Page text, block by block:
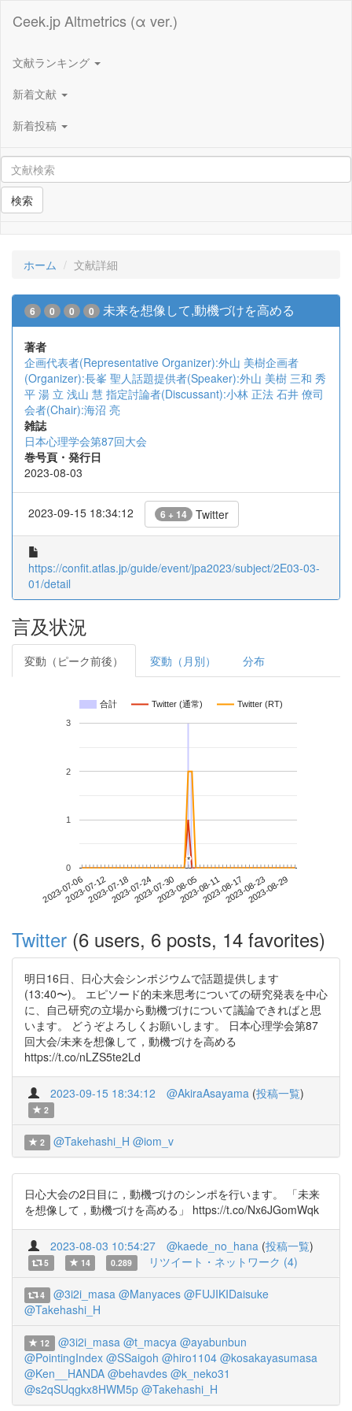
Ceek.jp Altmetrics (α ver.)
文献ランキング
新着文献
新着投稿
検索
ホーム 文献詳細
6 0 0 0 未来を想像して,動機づけを高める
著者
企画代表者(Representative Organizer):外山 美樹企画者
(Organizer):長峯 聖人話題提供者(Speaker):外山 美樹 三和 秀
平 湯 立 浅山 慧 指定討論者(Discussant):小林 正法 石井 僚司
会者(Chair):海沼 亮
雑誌
日本心理学会第87回大会
巻号頁・発行日
2023-08-03
2023-09-15 18:34:12 6 + 14 Twitter
https://confit.atlas.jp/guide/event/jpa2023/subject/2E03-03-
01/detail
言及状況
変動（ピーク前後） 変動（月別） 分布
合計 Twitter (通常) Twitter (RT)
2023-07-062023-07-122023-07-182023-07-242023-07-302023-08-052023-08-112023-08-172023-08-232023-08-29
0
1
2
3
*
*
Twitter (6 users, 6 posts, 14 favorites)
明日16日、日心大会シンポジウムで話題提供します
(13:40〜)。 エピソード的未来思考についての研究発表を中心
に、自己研究の立場から動機づけについて議論できればと思
います。 どうぞよろしくお願いします。 日本心理学会第87
回大会/未来を想像して，動機づけを高める
https://t.co/nLZS5te2Ld
2023-09-15 18:34:12 @AkiraAsayama (投稿一覧)
2
2 @Takehashi_H @iom_v
日心大会の2日目に，動機づけのシンポを行います。 「未来
を想像して，動機づけを高める」 https://t.co/Nx6JGomWqk
2023-08-03 10:54:27 @kaede_no_hana (投稿一覧)
5 14 0.289 リツイート・ネットワーク (4)
4 @3i2i_masa @Manyaces @FUJIKIDaisuke
@Takehashi_H
12 @3i2i_masa @t_macya @ayabunbun
@PointingIndex @SSaigoh @hiro1104 @kosakayasumasa
@Ken__HANDA @behavdes @k_neko31
@s2qSUqgkx8HWM5p @Takehashi_H